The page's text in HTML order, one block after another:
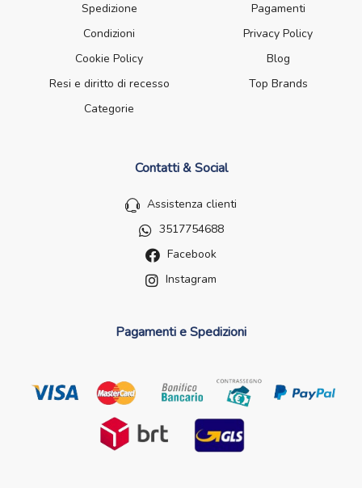
Spedizione
Pagamenti
Condizioni
Privacy Policy
Cookie Policy
Blog
Resi e diritto di recesso
Top Brands
Categorie
Contatti & Social
Assistenza clienti
3517754688
Facebook
Instagram
Pagamenti e Spedizioni